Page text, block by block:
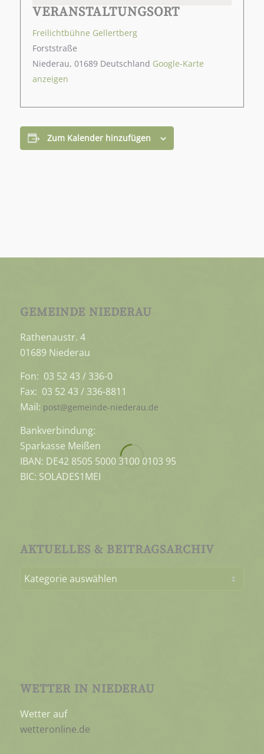
VERANSTALTUNGSORT
Freilichtbühne Gellertberg
Forststraße
Niederau, 01689 Deutschland Google-Karte
anzeigen
Zum Kalender hinzufügen
GEMEINDE NIEDERAU
Rathenaustr. 4
01689 Niederau
Fon: 03 52 43 / 336-0
Fax: 03 52 43 / 336-8811
Mail: post@gemeinde-niederau.de
Bankverbindung:
Sparkasse Meißen
IBAN: DE42 8505 5000 3100 0103 95
BIC: SOLADES1MEI
AKTUELLES & BEITRAGSARCHIV
WETTER IN NIEDERAU
Wetter auf
wetteronline.de